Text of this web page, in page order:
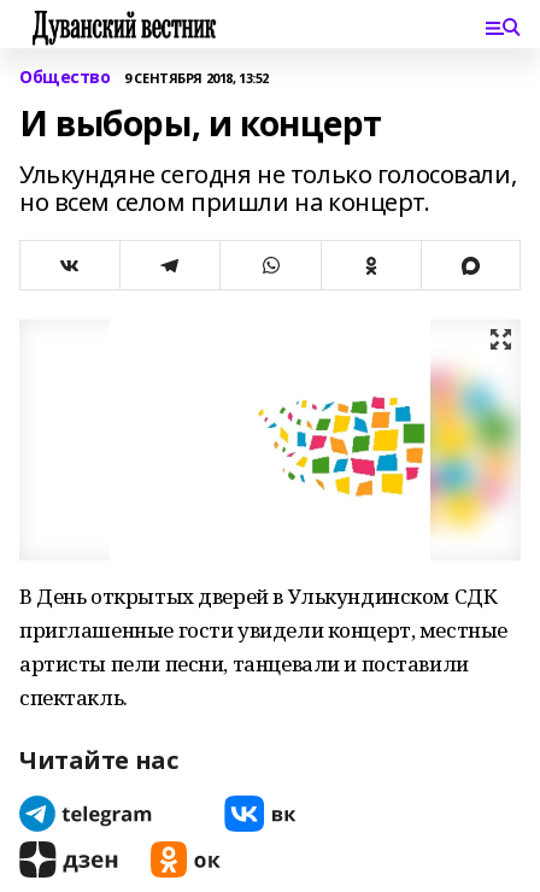
Общество 9 СЕНТЯБРЯ 2018, 13:52
И выборы, и концерт
Улькундяне сегодня не только голосовали,
но всем селом пришли на концерт.
В День открытых дверей в Улькундинском СДК
приглашенные гости увидели концерт, местные
артисты пели песни, танцевали и поставили
спектакль.
Читайте нас